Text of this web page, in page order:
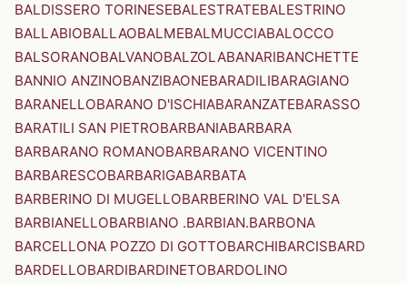
BALDISSERO TORINESEBALESTRATEBALESTRINO
BALLABIOBALLAOBALMEBALMUCCIABALOCCO
BALSORANOBALVANOBALZOLABANARIBANCHETTE
BANNIO ANZINOBANZIBAONEBARADILIBARAGIANO
BARANELLOBARANO D'ISCHIABARANZATEBARASSO
BARATILI SAN PIETROBARBANIABARBARA
BARBARANO ROMANOBARBARANO VICENTINO
BARBARESCOBARBARIGABARBATA
BARBERINO DI MUGELLOBARBERINO VAL D'ELSA
BARBIANELLOBARBIANO .BARBIAN.BARBONA
BARCELLONA POZZO DI GOTTOBARCHIBARCISBARD
BARDELLOBARDIBARDINETOBARDOLINO